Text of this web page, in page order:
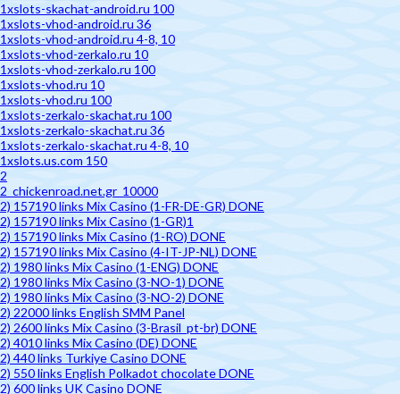
1xslots-skachat-android.ru 100
1xslots-vhod-android.ru 36
1xslots-vhod-android.ru 4-8, 10
1xslots-vhod-zerkalo.ru 10
1xslots-vhod-zerkalo.ru 100
1xslots-vhod.ru 10
1xslots-vhod.ru 100
1xslots-zerkalo-skachat.ru 100
1xslots-zerkalo-skachat.ru 36
1xslots-zerkalo-skachat.ru 4-8, 10
1xslots.us.com 150
2
2_chickenroad.net.gr_10000
2) 157190 links Mix Casino (1-FR-DE-GR) DONE
2) 157190 links Mix Casino (1-GR)1
2) 157190 links Mix Casino (1-RO) DONE
2) 157190 links Mix Casino (4-IT-JP-NL) DONE
2) 1980 links Mix Casino (1-ENG) DONE
2) 1980 links Mix Casino (3-NO-1) DONE
2) 1980 links Mix Casino (3-NO-2) DONE
2) 22000 links English SMM Panel
2) 2600 links Mix Casino (3-Brasil_pt-br) DONE
2) 4010 links Mix Casino (DE) DONE
2) 440 links Turkiye Casino DONE
2) 550 links English Polkadot chocolate DONE
2) 600 links UK Casino DONE